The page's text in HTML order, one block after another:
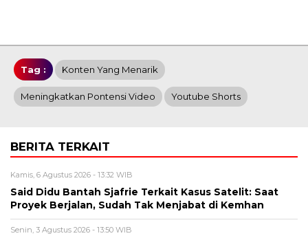
Tag : Konten Yang Menarik
Meningkatkan Pontensi Video Youtube Shorts
BERITA TERKAIT
Kamis, 6 Agustus 2026 - 13:32 WIB
Said Didu Bantah Sjafrie Terkait Kasus Satelit: Saat
Proyek Berjalan, Sudah Tak Menjabat di Kemhan
Senin, 3 Agustus 2026 - 13:50 WIB